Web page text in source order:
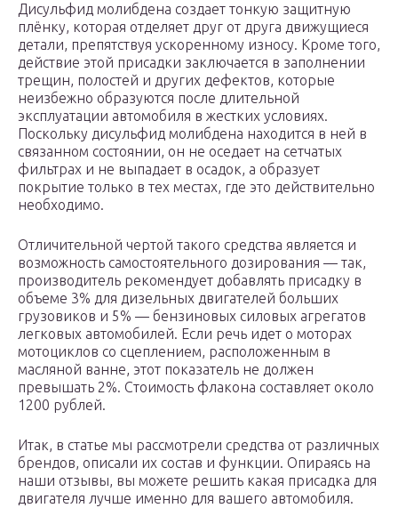
Дисульфид молибдена создает тонкую защитную
плёнку, которая отделяет друг от друга движущиеся
детали, препятствуя ускоренному износу. Кроме того,
действие этой присадки заключается в заполнении
трещин, полостей и других дефектов, которые
неизбежно образуются после длительной
эксплуатации автомобиля в жестких условиях.
Поскольку дисульфид молибдена находится в ней в
связанном состоянии, он не оседает на сетчатых
фильтрах и не выпадает в осадок, а образует
покрытие только в тех местах, где это действительно
необходимо.
Отличительной чертой такого средства является и
возможность самостоятельного дозирования — так,
производитель рекомендует добавлять присадку в
объеме 3% для дизельных двигателей больших
грузовиков и 5% — бензиновых силовых агрегатов
легковых автомобилей. Если речь идет о моторах
мотоциклов со сцеплением, расположенным в
масляной ванне, этот показатель не должен
превышать 2%. Стоимость флакона составляет около
1200 рублей.
Итак, в статье мы рассмотрели средства от различных
брендов, описали их состав и функции. Опираясь на
наши отзывы, вы можете решить какая присадка для
двигателя лучше именно для вашего автомобиля.